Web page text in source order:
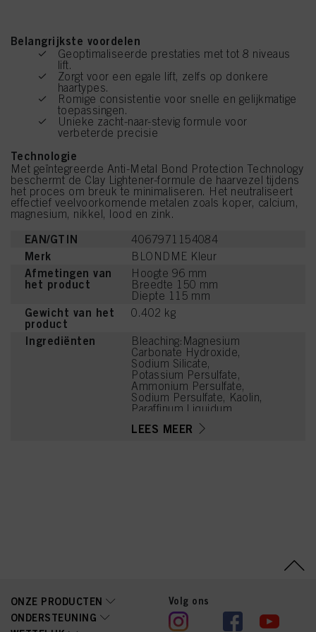
Belangrijkste voordelen
Geoptimaliseerde prestaties met tot 8 niveaus
lift.
Zorgt voor een egale lift, zelfs op donkere
haartypes.
Romige consistentie voor snelle en gelijkmatige
toepassingen.
Unieke zacht-naar-stevig formule voor
verbeterde precisie
Technologie
Met geïntegreerde Anti-Metal Bond Protection Technology
beschermt de Clay Lightener-formule de haarvezel tijdens
het proces om breuk te minimaliseren. Het neutraliseert
effectief veelvoorkomende metalen zoals koper, calcium,
magnesium, nikkel, lood en zink.
EAN/GTIN 4067971154084
Merk BLONDME Kleur
Afmetingen van
het product
Hoogte 96 mm
Breedte 150 mm
Diepte 115 mm
Gewicht van het
product
0.402 kg
Ingrediënten
Bleaching:Magnesium
Carbonate Hydroxide,
Sodium Silicate,
Potassium Persulfate,
Ammonium Persulfate,
Sodium Persulfate, Kaolin,
Paraffinum Liquidum
Minérale), Sodium
LEES MEER
ONZE PRODUCTEN
ONDERSTEUNING
Volg ons